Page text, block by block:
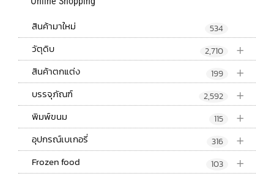
สินค้ามาใหม่ 534
+
วัตุดิบ 2,710
+
สินค้าตกแต่ง 199
+
บรรจุภัณฑ์ 2,592
+
พิมพ์ขนม 115
+
อุปกรณ์เบเกอรี่ 316
+
Frozen food 103